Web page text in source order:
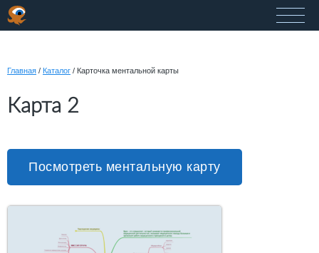
Главная / Каталог / Карточка ментальной карты
Карта 2
Посмотреть ментальную карту